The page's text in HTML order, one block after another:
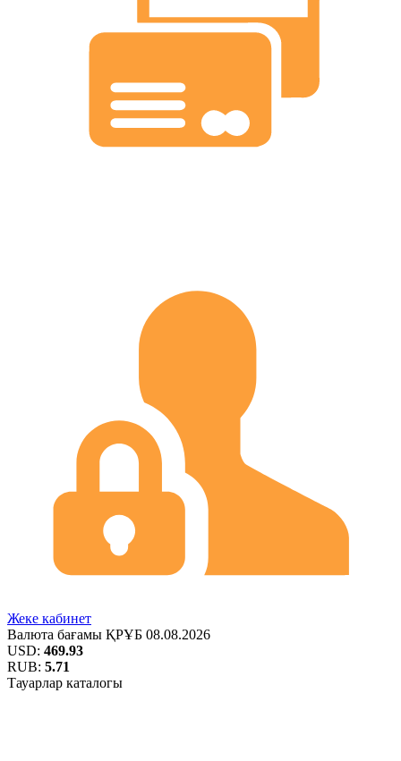
Жеке кабинет
Валюта бағамы ҚРҰБ 08.08.2026
USD: 469.93
RUB: 5.71
Тауарлар каталогы